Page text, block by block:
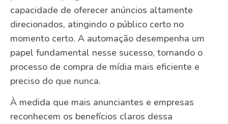
capacidade de oferecer anúncios altamente
direcionados, atingindo o público certo no
momento certo. A automação desempenha um
papel fundamental nesse sucesso, tornando o
processo de compra de mídia mais eficiente e
preciso do que nunca.
À medida que mais anunciantes e empresas
reconhecem os benefícios claros dessa